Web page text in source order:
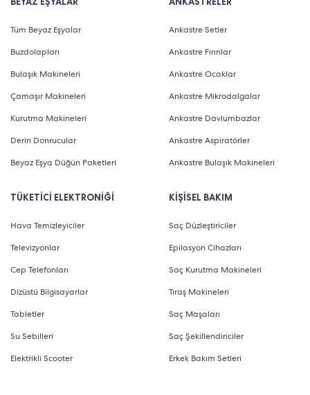
Tüm Beyaz Eşyalar
Buzdolapları
Bulaşık Makineleri
Çamaşır Makineleri
Kurutma Makineleri
Derin Donrucular
Beyaz Eşya Düğün Paketleri
TÜKETİCİ ELEKTRONİĞİ
Hava Temizleyiciler
Televizyonlar
Cep Telefonları
Dizüstü Bilgisayarlar
Tabletler
Su Sebilleri
Elektrikli Scooter
Ankastre Setler
Ankastre Fırınlar
Ankastre Ocaklar
Ankastre Mikrodalgalar
Ankastre Davlumbazlar
Ankastre Aspiratörler
Ankastre Bulaşık Makineleri
KİŞİSEL BAKIM
Saç Düzleştiriciler
Epilasyon Cihazları
Saç Kurutma Makineleri
Tıraş Makineleri
Saç Maşaları
Saç Şekillendiriciler
Erkek Bakım Setleri